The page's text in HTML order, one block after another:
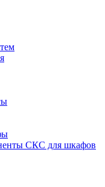
СКС для шкафов